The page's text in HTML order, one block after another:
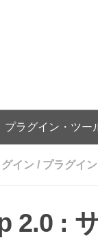
プラグイン・ツー
イン / プラグイ
2.0 :